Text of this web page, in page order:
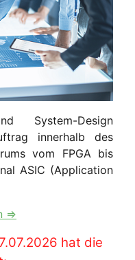
System-Design
innerhalb des
vom FPGA bis
ASIC (Application
⇒
hat die